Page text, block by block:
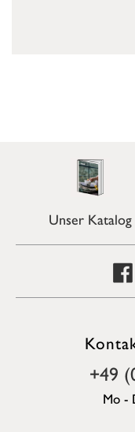
Unser Katalog
+49
Mo -